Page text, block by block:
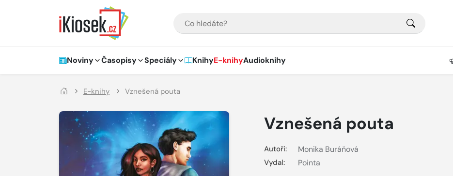
Hlavní navigace
Noviny Časopisy Speciály KnihyE-knihyAudioknihy
E-knihy Vznešená pouta
Vznešená pouta
Autoři: Monika Buráňová
Vydal: Pointa